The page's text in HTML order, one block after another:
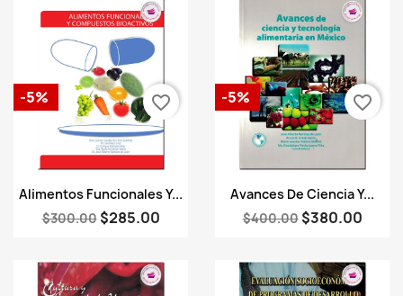
Vista rápida
Alimentos Funcionales Y...
$300.00 $285.00
-5% favorite_border
Vista rápida
Avances De Ciencia Y...
$400.00 $380.00
-5% favorite_border